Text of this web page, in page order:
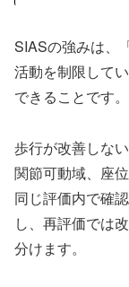
SIASの強みは、
活動を制限して
できることです。
歩行が改善しな
関節可動域、座
同じ評価内で確
し、再評価では
分けます。